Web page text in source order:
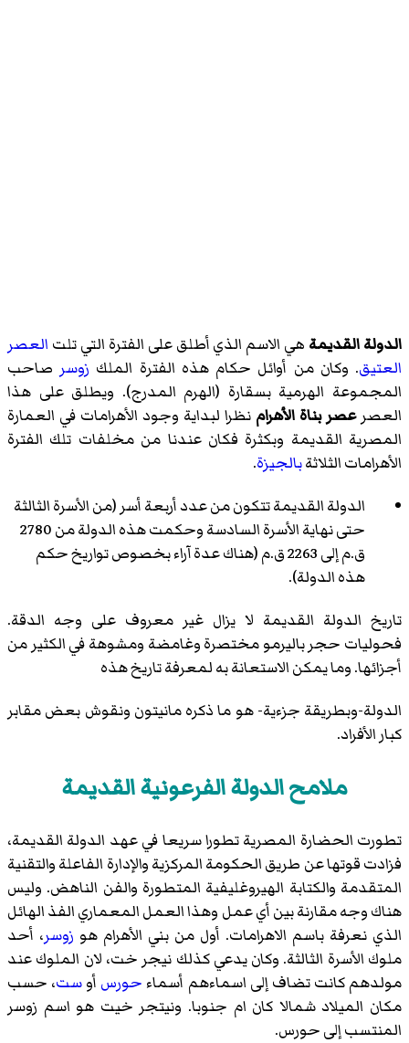
الدولة القديمة هي الاسم الذي أطلق على الفترة التي تلت العصر
العتيق. وكان من أوائل حكام هذه الفترة الملك زوسر صاحب
المجموعة الهرمية بسقارة (الهرم المدرج). ويطلق على هذا
العصرعصر بناة الأهرام نظرا لبداية وجود الأهرامات في العمارة
المصرية القديمة وبكثرة فكان عندنا من مخلفات تلك الفترة
الأهرامات الثلاثةبالجيزة.
الدولة القديمة تتكون من عدد أربعة أسر (من الأسرة الثالثة
حتى نهاية الأسرة السادسة وحكمت هذه الدولة من 2780
ق.م إلى 2263 ق.م (هناك عدة آراء بخصوص تواريخ حكم
هذه الدولة).
تاريخ الدولة القديمة لا يزال غير معروف على وجه الدقة.
فحوليات حجر باليرمو مختصرة وغامضة ومشوهة في الكثير من
أجزائها. وما يمكن الاستعانة به لمعرفة تاريخ هذه
الدولة-وبطريقة جزءية- هو ما ذكره مانيتون ونقوش بعض مقابر
كبار الأفراد.
ملامح الدولة الفرعونية القديمة
تطورت الحضارة المصرية تطورا سريعا في عهد الدولة القديمة،
فزادت قوتها عن طريق الحكومة المركزية والإدارة الفاعلة والتقنية
المتقدمة والكتابة الهيروغليفية المتطورة والفن الناهض. وليس
هناك وجه مقارنة بين أي عمل وهذا العمل المعماري الفذ الهائل
الذي نعرفة باسم الاهرامات. أول من بني الأهرام هو زوسر، أحد
ملوك الأسرة الثالثة. وكان يدعي كذلك نيجر خت، لان الملوك عند
مولدهم كانت تضاف إلى اسماءهم أسماء حورس أوست، حسب
مكان الميلاد شمالا كان ام جنوبا. ونيتجر خيت هو اسم زوسر
المنتسب إلى حورس.